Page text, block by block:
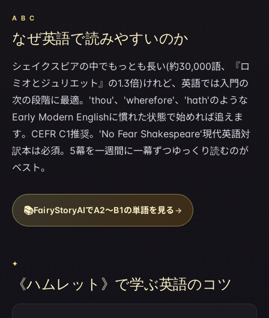
A B C
なぜ英語で読みやすいのか
シェイクスピアの中でもっとも長い(約30,000語、『ロ
ミオとジュリエット』の1.3倍)けれど、英語では入門の
次の段階に最適。'thou'、'wherefore'、'hath'のような
Early Modern Englishに慣れた状態で始めれば追えま
す。CEFR C1推奨。'No Fear Shakespeare'現代英語対
訳本は必須。5幕を一週間に一幕ずつゆっくり読むのが
ベスト。
📚FairyStoryAIでA2〜B1の単語を見る→
✦
《ハムレット》で学ぶ英語のコツ